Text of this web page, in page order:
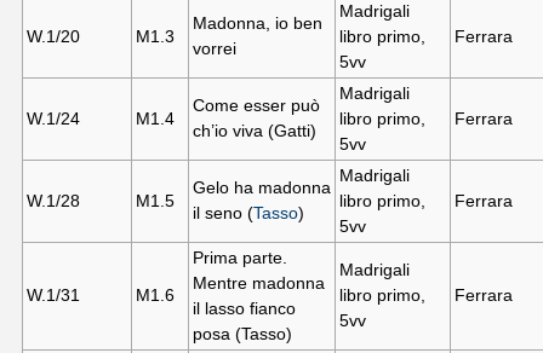
W.1/20 M1.3
Madonna, io ben
vorrei
Madrigali
libro primo,
5vv
Ferrara
W.1/24 M1.4
Come esser può
ch’io viva (Gatti)
Madrigali
libro primo,
5vv
Ferrara
W.1/28 M1.5
Gelo ha madonna
il seno (Tasso)
Madrigali
libro primo,
5vv
Ferrara
W.1/31 M1.6
Prima parte.
Mentre madonna
il lasso fianco
posa (Tasso)
Madrigali
libro primo,
5vv
Ferrara